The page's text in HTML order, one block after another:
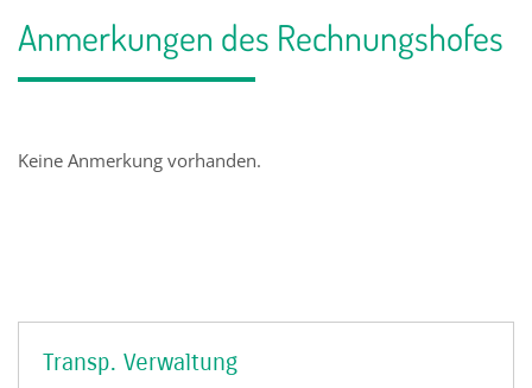
Anmerkungen des Rechnungshofes
Keine Anmerkung vorhanden.
Transp. Verwaltung